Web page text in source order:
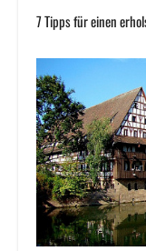
7 Tipps für einen